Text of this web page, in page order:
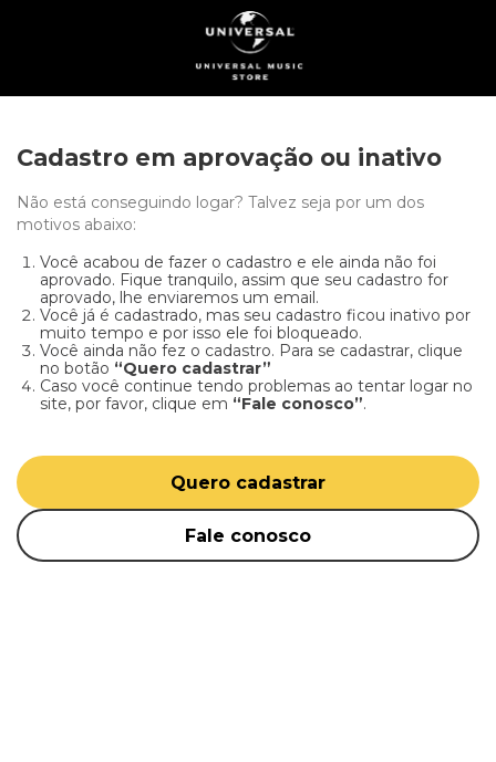
Cadastro em aprovação ou inativo
Não está conseguindo logar? Talvez seja por um dos
motivos abaixo:
Você acabou de fazer o cadastro e ele ainda não foi
aprovado. Fique tranquilo, assim que seu cadastro for
aprovado, lhe enviaremos um email.
Você já é cadastrado, mas seu cadastro ficou inativo por
muito tempo e por isso ele foi bloqueado.
Você ainda não fez o cadastro. Para se cadastrar, clique
no botão “Quero cadastrar”
Caso você continue tendo problemas ao tentar logar no
site, por favor, clique em “Fale conosco”.
Quero cadastrar
Fale conosco